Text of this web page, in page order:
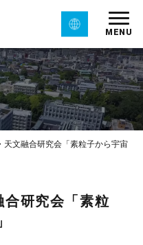
MENU
天文融合研究会「素粒子から宇宙
合研究会「素粒